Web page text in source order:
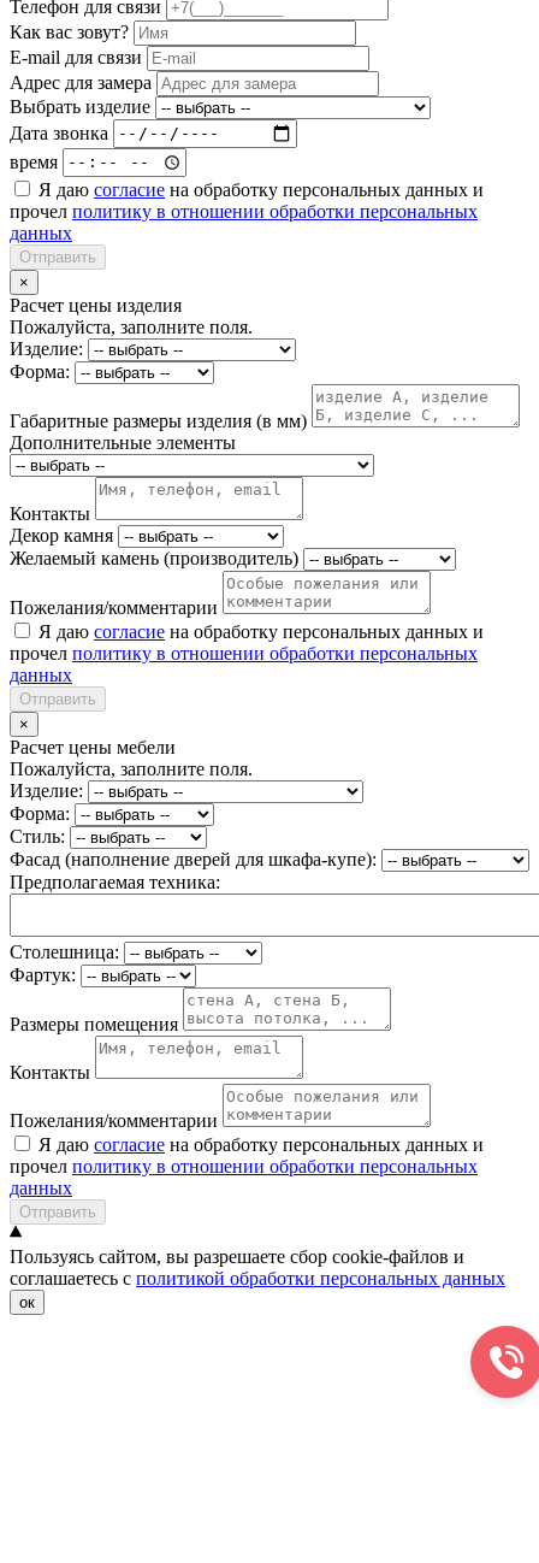
Телефон для связи
Как вас зовут?
E-mail для связи
Адрес для замера
Выбрать изделие
Дата звонка
время
Я даю согласие на обработку персональных данных и
прочел политику в отношении обработки персональных
данных
Отправить
×
Расчет цены изделия
Пожалуйста, заполните поля.
Изделие:
Форма:
Габаритные размеры изделия (в мм)
Дополнительные элементы
Контакты
Декор камня
Желаемый камень (производитель)
Пожелания/комментарии
Я даю согласие на обработку персональных данных и
прочел политику в отношении обработки персональных
данных
Отправить
×
Расчет цены мебели
Пожалуйста, заполните поля.
Изделие:
Форма:
Стиль:
Фасад (наполнение дверей для шкафа-купе):
Предполагаемая техника:
Столешница:
Фартук:
Размеры помещения
Контакты
Пожелания/комментарии
Я даю согласие на обработку персональных данных и
прочел политику в отношении обработки персональных
данных
Отправить
Пользуясь сайтом, вы разрешаете сбор cookie-файлов и
соглашаетесь с политикой обработки персональных данных
ок